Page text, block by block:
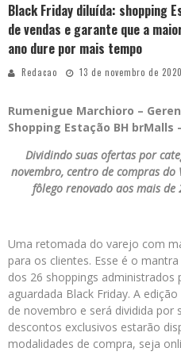
Black Friday diluída: shopping
de vendas e garante que a
ano dure por mais tempo
Redacao 13 de novembro de 2020
Rumenigue Marchioro –
Shopping Estação BH
Dividindo suas ofertas por
novembro, centro de compras
fôlego renovado aos mais
Uma retomada do varejo com
para os clientes. Esse é o
dos 26 shoppings administrados
aguardada Black Friday. A
de novembro e será dividida por
descontos exclusivos estarão
modalidades de compra, seja